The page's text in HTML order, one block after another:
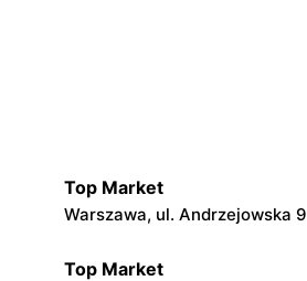
Top Market
Warszawa, ul. Andrzejowska 9
Top Market